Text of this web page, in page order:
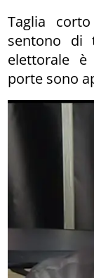
Taglia
sentono
elettorale
porte sono